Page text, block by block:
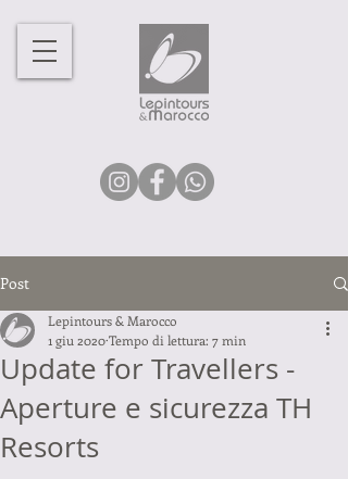
Post
Update for Travellers -
Aperture e sicurezza TH
Resorts
Lepintours & Marocco
1 giu 2020Tempo di lettura: 7 min